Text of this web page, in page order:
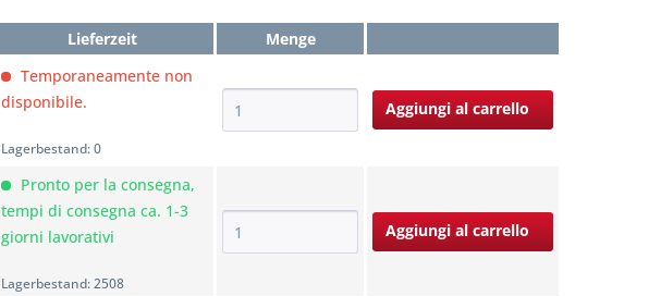
Lieferzeit Menge
Temporaneamente non
disponibile.
Lagerbestand: 0
Aggiungi al carrello
Pronto per la consegna,
tempi di consegna ca. 1-3
giorni lavorativi
Lagerbestand: 2508
Aggiungi al carrello